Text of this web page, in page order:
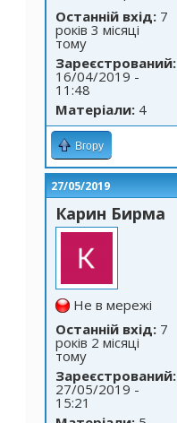
Останній вхід: 7
років 3 місяці
тому
Зареєстрований:
16/04/2019 -
11:48
Матеріали: 4
Вгору
27/05/2019
Карин Бирма
Не в мережі
Останній вхід: 7
років 2 місяці
тому
Зареєстрований:
27/05/2019 -
15:21